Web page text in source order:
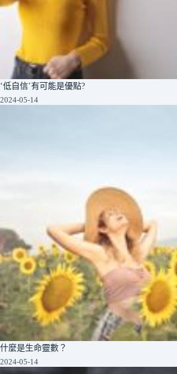
‘低自信’有可能是優點?
2024-05-14
什麼是生命靈數？
2024-05-14